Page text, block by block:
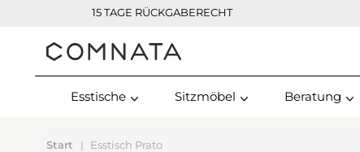
15 TAGE RÜCKGABERECHT
Kontakt
Esstische Sitzmöbel Beratung
Start Esstisch Prato